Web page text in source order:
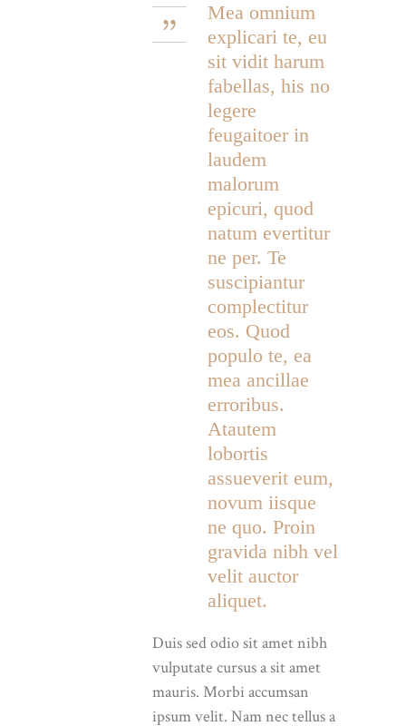
Mea omnium
explicari te, eu
sit vidit harum
fabellas, his no
legere
feugaitoer in
laudem
malorum
epicuri, quod
natum evertitur
ne per. Te
suscipiantur
complectitur
eos. Quod
populo te, ea
mea ancillae
erroribus.
Atautem
lobortis
assueverit eum,
novum iisque
ne quo. Proin
gravida nibh vel
velit auctor
aliquet.
Duis sed odio sit amet nibh
vulputate cursus a sit amet
mauris. Morbi accumsan
ipsum velit. Nam nec tellus a